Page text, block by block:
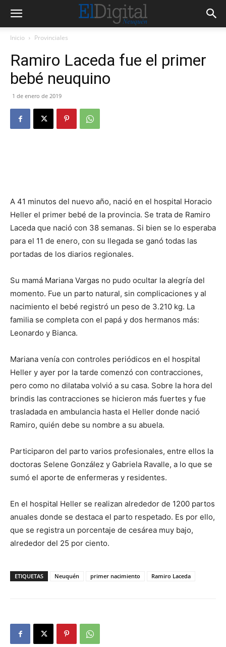
Inicio Provinciales
Ramiro Laceda fue el primer
bebé neuquino
1 de enero de 2019
A 41 minutos del nuevo año, nació en el hospital Horacio
Heller el primer bebé de la provincia. Se trata de Ramiro
Laceda que nació con 38 semanas. Si bien se lo esperaba
para el 11 de enero, con su llegada se ganó todas las
portadas de los diarios regionales.
Su mamá Mariana Vargas no pudo ocultar la alegría del
momento. Fue un parto natural, sin complicaciones y al
nacimiento el bebé registró un peso de 3.210 kg. La
familia se completa con el papá y dos hermanos más:
Leonardo y Bianca.
Mariana venía con controles periódicos en el hospital
Heller y ayer por la tarde comenzó con contracciones,
pero como no dilataba volvió a su casa. Sobre la hora del
brindis las contracciones se hicieron más fuertes y fue
trasladada en ambulancia hasta el Heller donde nació
Ramiro, quién debe su nombre a su abuela.
Participaron del parto varios profesionales, entre ellos la
doctoras Selene González y Gabriela Ravalle, a lo que se
sumó el aporte de enfermeras y residentes.
En el hospital Heller se realizan alrededor de 1200 partos
anuales donde se destaca el parto respetado. Es por ello,
que se registra un porcentaje de cesárea muy bajo,
alrededor del 25 por ciento.
ETIQUETAS Neuquén primer nacimiento Ramiro Laceda